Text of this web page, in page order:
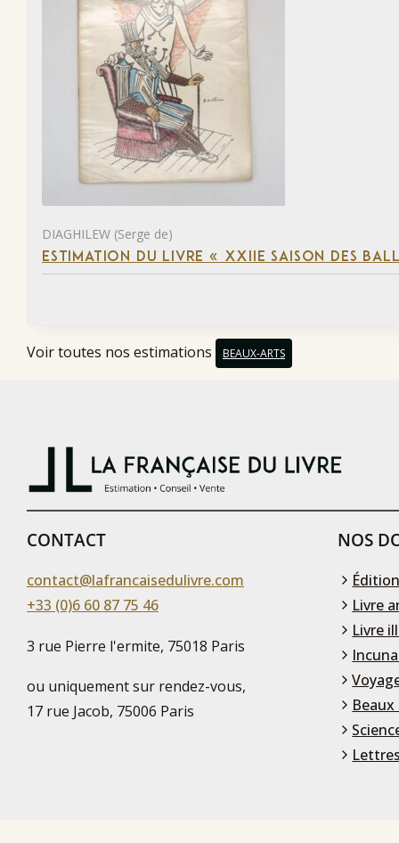
DIAGHILEW (Serge de)
ESTIMATION DU LIVRE « XXIIE SAISON DES
Voir toutes nos estimations BEAUX-ARTS
CONTACT
contact@lafrancaisedulivre.com
+33 (0)6 60 87 75 46
3 rue Pierre l'ermite, 75018 Paris
ou uniquement sur rendez-vous,
17 rue Jacob, 75006 Paris
NOS
Livre
Livre